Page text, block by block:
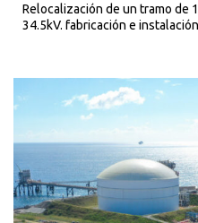
Relocalización de un tramo de
34.5kV. fabricación e